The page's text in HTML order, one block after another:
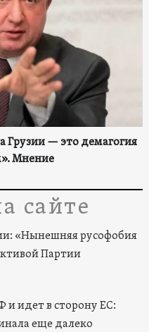
Грузии — это демагогия
Мнение
сайте
«Нынешняя русофобия
Партии
идет в сторону ЕС:
еще далеко